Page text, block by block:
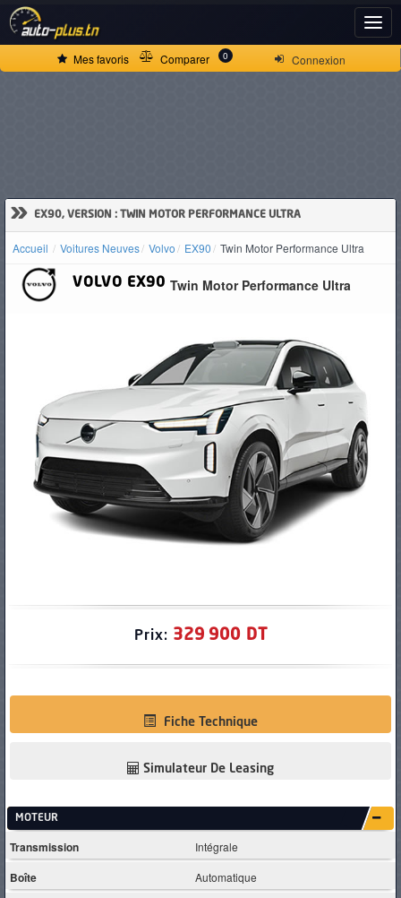
Connexion
Mes favoris Comparer 0
» EX90, VERSION : TWIN MOTOR PERFORMANCE ULTRA
Accueil Voitures Neuves Volvo EX90 Twin Motor Performance Ultra
VOLVO EX90 Twin Motor Performance Ultra
Prix: 329 900 DT
Fiche Technique
Simulateur De Leasing
MOTEUR
Transmission Intégrale
Boîte Automatique
ACCUEIL
D'OCCASION
PNEUS